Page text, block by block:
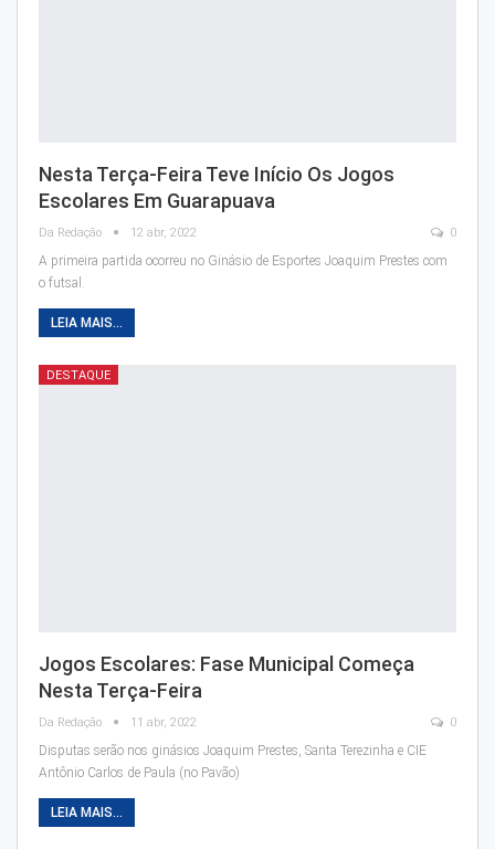
Nesta Terça-Feira Teve Início Os Jogos
Escolares Em Guarapuava
Da Redação 12 abr, 2022 0
A primeira partida ocorreu no Ginásio de Esportes Joaquim Prestes com
o futsal.
LEIA MAIS...
DESTAQUE
Jogos Escolares: Fase Municipal Começa
Nesta Terça-Feira
Da Redação 11 abr, 2022 0
Disputas serão nos ginásios Joaquim Prestes, Santa Terezinha e CIE
Antônio Carlos de Paula (no Pavão)
LEIA MAIS...